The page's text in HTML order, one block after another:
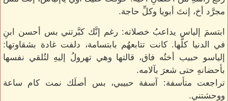
مجرَّد أخ، إنتَ أبويا وكلِّ حاجة.
ابتسمَ إلياس يداعبُ خصلاته: رغم إنَّك كبَّرتني بس أحسن ابنِ
في الدنيا كلَّها. كانت تتابعهُم بابتسامة، دلفت غادة بشقاوتها:
إلياسو حبيب أختُه فاق، قالتها وهي تهرولُ إليهِ لتُلقي نفسها
بأحضانهِ حتى شعرَ بآلامه.
تراجعت متأسفة: آسفة حبيبي، بس أصلَك نمت كام ساعة
ووحشتني.